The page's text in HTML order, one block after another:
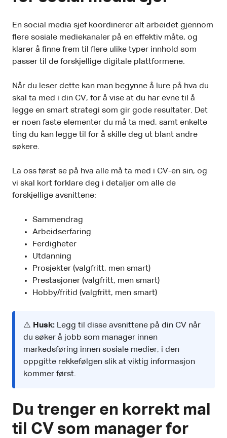
En social media sjef koordinerer alt arbeidet gjennom
flere sosiale mediekanaler på en effektiv måte, og
klarer å finne frem til flere ulike typer innhold som
passer til de forskjellige digitale plattformene.
Når du leser dette kan man begynne å lure på hva du
skal ta med i din CV, for å vise at du har evne til å
legge en smart strategi som gir gode resultater. Det
er noen faste elementer du må ta med, samt enkelte
ting du kan legge til for å skille deg ut blant andre
søkere.
La oss først se på hva alle må ta med i CV-en sin, og
vi skal kort forklare deg i detaljer om alle de
forskjellige avsnittene:
Sammendrag
Arbeidserfaring
Ferdigheter
Utdanning
Prosjekter (valgfritt, men smart)
Prestasjoner (valgfritt, men smart)
Hobby/fritid (valgfritt, men smart)
⚠️ Husk: Legg til disse avsnittene på din CV når
du søker å jobb som manager innen
markedsføring innen sosiale medier, i den
oppgitte rekkefølgen slik at viktig informasjon
kommer først.
Du trenger en korrekt mal
til CV som manager for